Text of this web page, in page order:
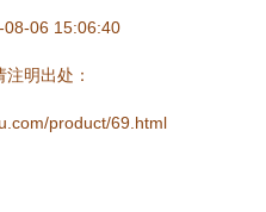
08-06 15:06:40
明出处：
product/69.html